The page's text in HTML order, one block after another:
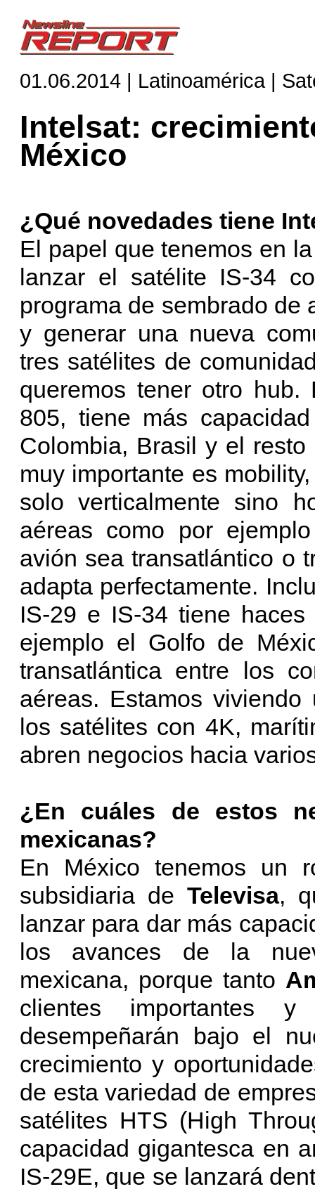
01.06.2014 | Latinoamérica |
Intelsat:
México
¿Qué novedades tiene
El papel que tenemos en
lanzar el satélite IS-34
programa de sembrado de
y generar una nueva
tres satélites de
queremos tener otro
805, tiene más
Colombia, Brasil y el
muy importante es
solo verticalmente sino
aéreas como por
avión sea transatlántico o
adapta perfectamente.
IS-29 e IS-34 tiene
ejemplo el Golfo de
transatlántica entre los
aéreas. Estamos
los satélites con 4K,
abren negocios hacia
¿En cuáles de estos
mexicanas?
En México tenemos un
subsidiaria de Televisa,
lanzar para dar más
los avances de la
mexicana, porque tanto
clientes importantes
desempeñarán bajo el
crecimiento y
de esta variedad de
satélites HTS (High
capacidad gigantesca en
IS-29E, que se lanzará